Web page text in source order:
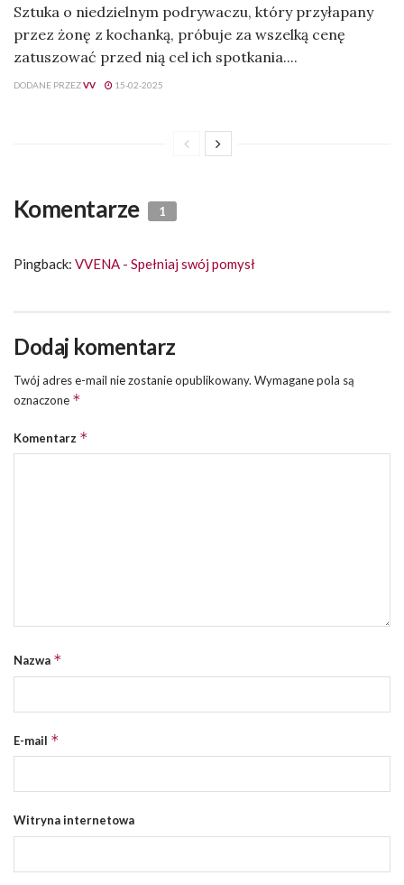
Sztuka o niedzielnym podrywaczu, który przyłapany
przez żonę z kochanką, próbuje za wszelką cenę
zatuszować przed nią cel ich spotkania....
DODANE PRZEZVV 15-02-2025
Komentarze 1
Pingback: VVENA - Spełniaj swój pomysł
Dodaj komentarz
Twój adres e-mail nie zostanie opublikowany. Wymagane pola są
oznaczone *
Komentarz *
Nazwa *
E-mail *
Witryna internetowa